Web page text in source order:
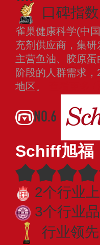
口碑指
雀巢健康科学(中
充剂供应商，集
主营鱼油、胶原
阶段的人群需求
地区。
NO.6
Schiff旭福
2个行业
3个行业
行业领